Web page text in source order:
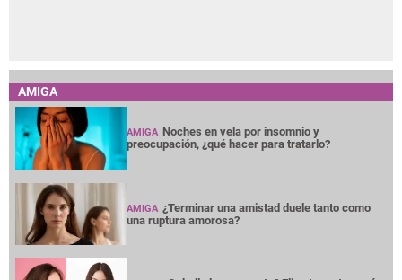
AMIGA
AMIGA Noches en vela por insomnio y
preocupación, ¿qué hacer para tratarlo?
AMIGA ¿Terminar una amistad duele tanto como
una ruptura amorosa?